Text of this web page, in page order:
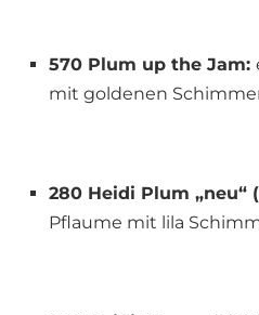
570 Plum up the Jam:
mit goldenen
280 Heidi Plum „neu“ (
Pflaume mit lila